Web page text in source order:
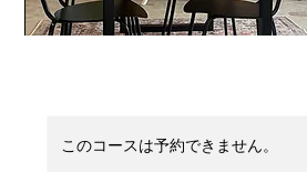
このコースは予約できません。